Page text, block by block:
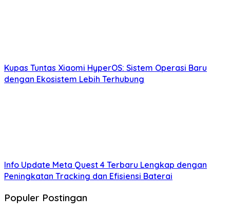
Kupas Tuntas Xiaomi HyperOS: Sistem Operasi Baru
dengan Ekosistem Lebih Terhubung
Info Update Meta Quest 4 Terbaru Lengkap dengan
Peningkatan Tracking dan Efisiensi Baterai
Populer Postingan